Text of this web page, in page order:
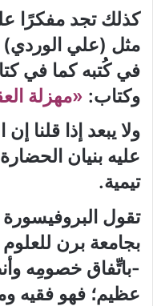
كذلك تجد مفكرًا
مثل (علي الوردي)
في كُتبه كما في
وكتاب: «مهزلة
ولا يبعد إذا قلنا
عليه بنيان
تيمية.
تقول
بجامعة برن للعلوم
-باتِّفاق خصومِه
عظيم؛ فهو فقيه